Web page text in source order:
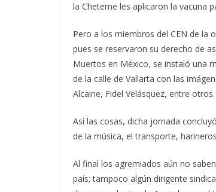
la Cheteme les aplicaron la vacuna
Pero a los miembros del CEN de la
pues se reservaron su derecho de
Muertos en México, se instaló una
de la calle de Vallarta con las
Alcaine, Fidel Velásquez, entre otros.
Así las cosas, dicha jornada
de la música, el transporte,
Al final los agremiados aún no
país; tampoco algún dirigente